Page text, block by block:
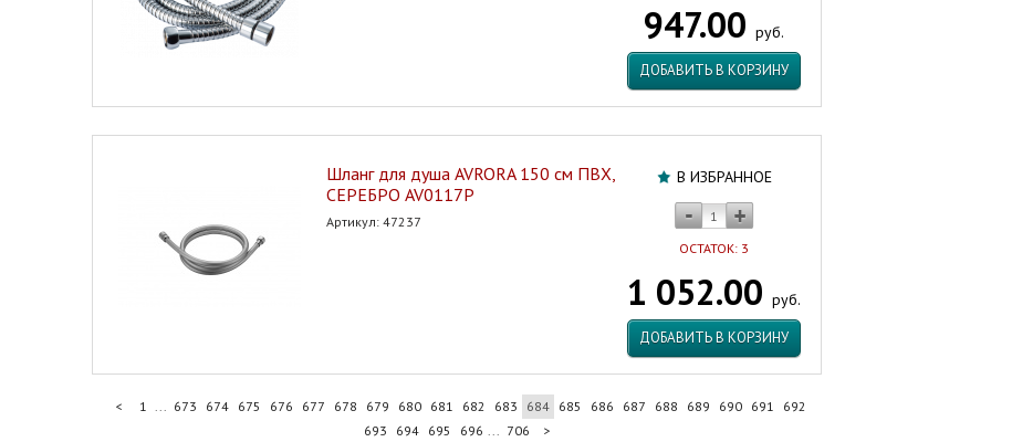
947.00 руб.
ДОБАВИТЬ В КОРЗИНУ
В ИЗБРАННОЕ
ОСТАТОК: 3
1 052.00 руб.
ДОБАВИТЬ В КОРЗИНУ
Шланг для душа AVRORA 150 см ПВХ,
СЕРЕБРО AV0117P
Артикул: 47237
< 1 ... 673 674 675 676 677 678 679 680 681 682 683 684 685 686 687 688 689 690 691
692
693
694 695 696 ... 706 >